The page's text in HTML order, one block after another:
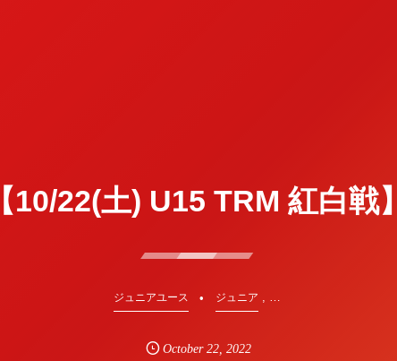
【10/22(土) U15 TRM 紅白戦
ジュニアユース ジュニア , …
October 22 ,2022